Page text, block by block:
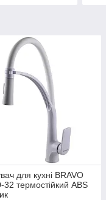
для кухні BRAVO
32 термостійкий ABS